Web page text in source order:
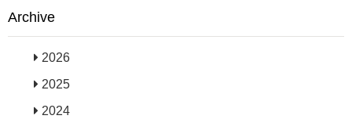
Archive
2026
2025
2024